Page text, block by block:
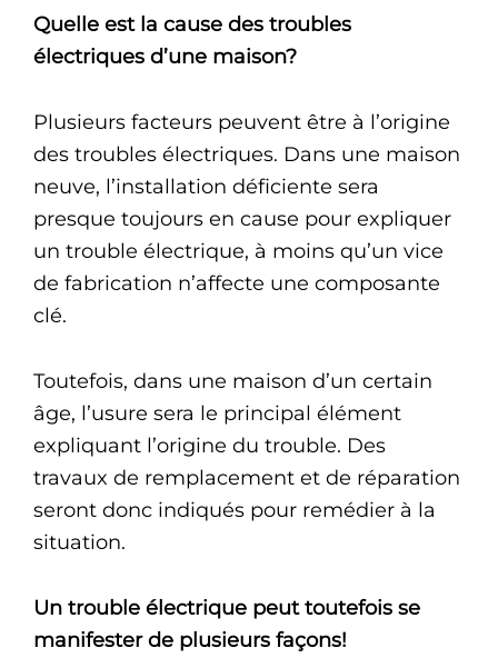
Quelle est la cause des troubles
électriques d’une maison?
Plusieurs facteurs peuvent être à l’origine
des troubles électriques. Dans une maison
neuve, l’installation déficiente sera
presque toujours en cause pour expliquer
un trouble électrique, à moins qu’un vice
de fabrication n’affecte une composante
clé.
Toutefois, dans une maison d’un certain
âge, l’usure sera le principal élément
expliquant l’origine du trouble. Des
travaux de remplacement et de réparation
seront donc indiqués pour remédier à la
situation.
Un trouble électrique peut toutefois se
manifester de plusieurs façons!